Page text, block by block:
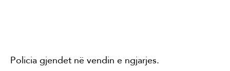
Policia gjendet në vendin e ngjarjes.